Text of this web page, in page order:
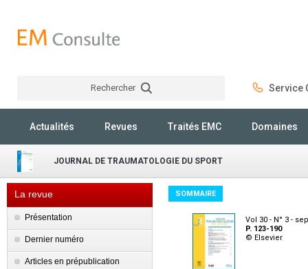
Rechercher Service
Actualités Revues Traités EMC Domaines
JOURNAL DE TRAUMATOLOGIE DU SPORT
La revue
Présentation
Dernier numéro
Articles en prépublication
SOMMAIRE
Vol 30 - N° 3 -
P. 123-190
© Elsevier